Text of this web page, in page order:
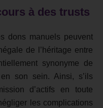
à des trusts
dons manuels peuvent
de l’héritage entre
synonyme de
son sein. Ainsi, s’ils
d’actifs en toute
les complications